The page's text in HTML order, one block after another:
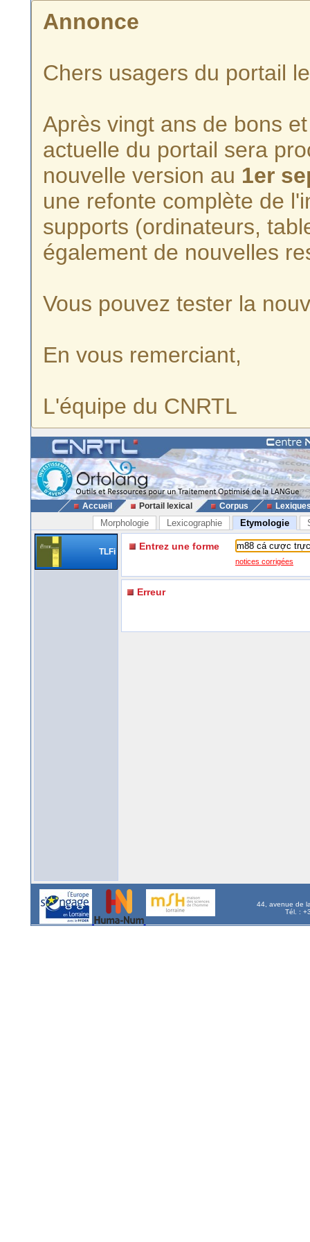
Annonce
Chers usagers du portail
Après vingt ans de bons
actuelle du portail sera
nouvelle version au 1er
une refonte complète de
supports (ordinateurs,
également de nouvelles
Vous pouvez tester la
En vous remerciant,
L'équipe du CNRTL
Accueil Portail lexical Corpus
Morphologie Lexicographie Etymologie
TLFi Entrez une forme
notices corrigées
Erreur
44, avenue de
Tél. :